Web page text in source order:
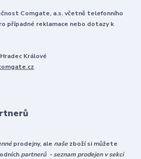
Comgate, a.s. včetně telefonního
případné reklamace nebo dotazy k
Králové
prodejny, ale naše zboží si můžete
partnerů - seznam prodejen v sekci